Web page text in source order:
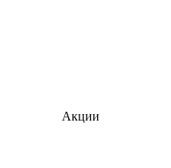
Акции